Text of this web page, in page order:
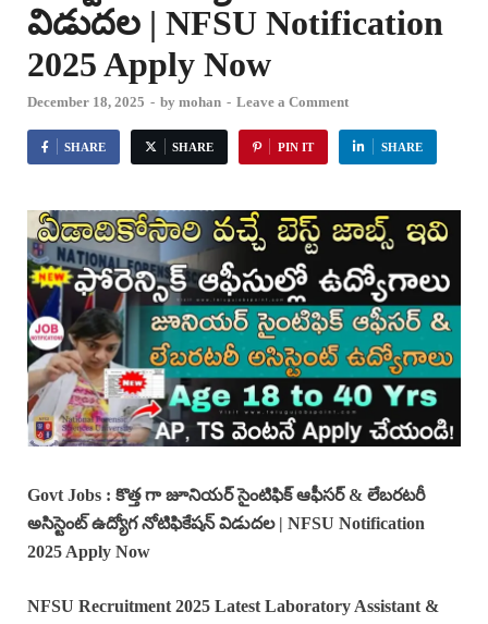
విడుదల | NFSU Notification
2025 Apply Now
December 18, 2025 - by mohan - Leave a Comment
SHARE SHARE PIN IT SHARE
Govt Jobs : కొత్త గా జూనియర్ సైంటిఫిక్ ఆఫీసర్ & లేబరటరీ
అసిస్టెంట్ ఉద్యోగ నోటిఫికేషన్ విడుదల | NFSU Notification
2025 Apply Now
NFSU Recruitment 2025 Latest Laboratory Assistant &